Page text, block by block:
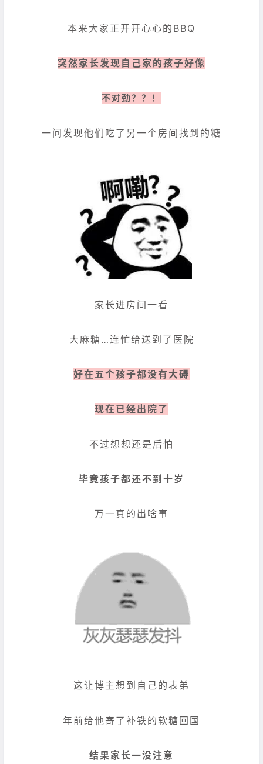
本来大家正开开心心的BBQ
突然家长发现自己家的孩子好像
不对劲？？！
一问发现他们吃了另一个房间找到的糖
家长进房间一看
大麻糖…连忙给送到了医院
好在五个孩子都没有大碍
现在已经出院了
不过想想还是后怕
毕竟孩子都还不到十岁
万一真的出啥事
这让博主想到自己的表弟
年前给他寄了补铁的软糖回国
结果家长一没注意